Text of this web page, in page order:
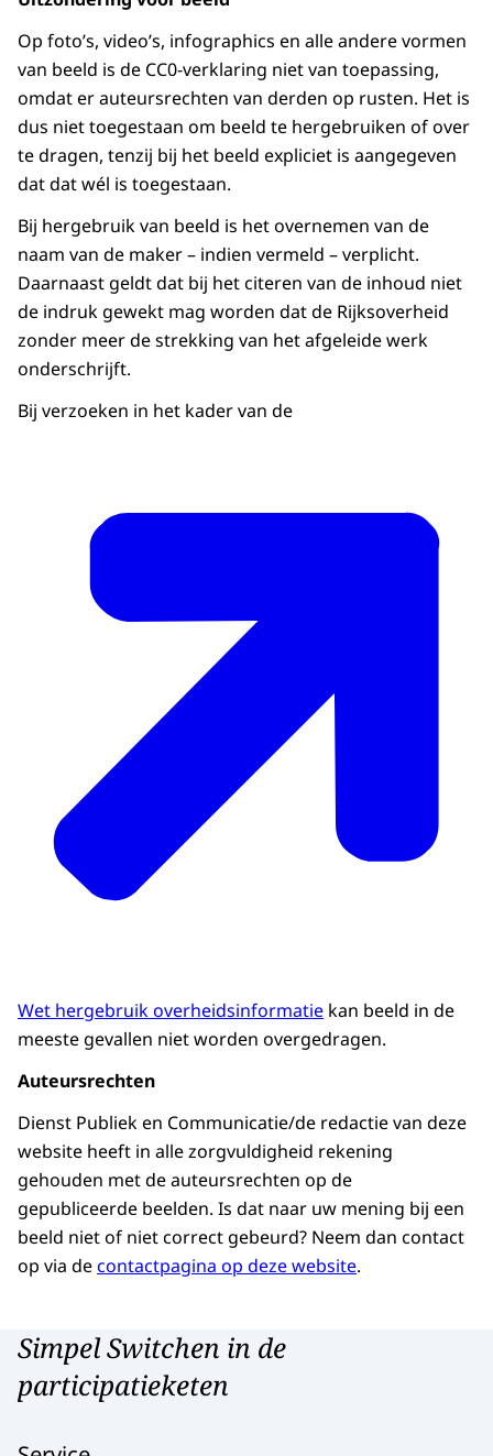
Op foto’s, video’s, infographics en alle andere vormen
van beeld is de CC0-verklaring niet van toepassing,
omdat er auteursrechten van derden op rusten. Het is
dus niet toegestaan om beeld te hergebruiken of over
te dragen, tenzij bij het beeld expliciet is aangegeven
dat dat wél is toegestaan.
Bij hergebruik van beeld is het overnemen van de
naam van de maker – indien vermeld – verplicht.
Daarnaast geldt dat bij het citeren van de inhoud niet
de indruk gewekt mag worden dat de Rijksoverheid
zonder meer de strekking van het afgeleide werk
onderschrijft.
Bij verzoeken in het kader van de
Wet hergebruik overheidsinformatie kan beeld in de
meeste gevallen niet worden overgedragen.
Auteursrechten
Dienst Publiek en Communicatie/de redactie van deze
website heeft in alle zorgvuldigheid rekening
gehouden met de auteursrechten op de
gepubliceerde beelden. Is dat naar uw mening bij een
beeld niet of niet correct gebeurd? Neem dan contact
op via decontactpagina op deze website.
Simpel Switchen in de
participatieketen